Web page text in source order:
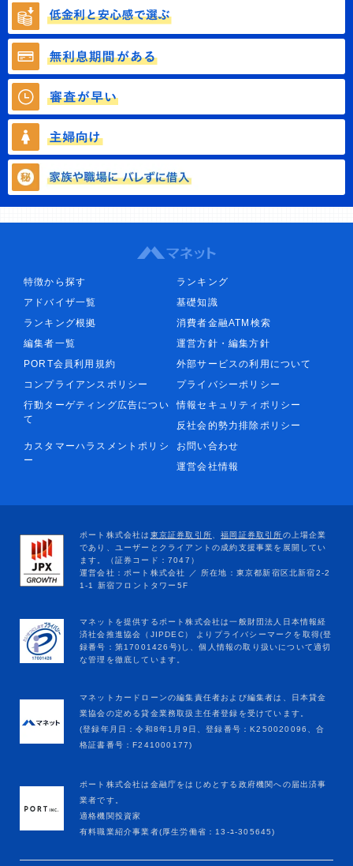
特徴から探す
ランキング
アドバイザ一覧
基礎知識
ランキング根拠
消費者金融ATM検索
編集者一覧
運営方針・編集方針
PORT会員利用規約
外部サービスの利用について
コンプライアンスポリシー
プライバシーポリシー
行動ターゲティング広告につい
て
情報セキュリティポリシー
反社会的勢力排除ポリシー
カスタマーハラスメントポリシ
ー
お問い合わせ
運営会社情報
マネットカードローンの編集責任者および編集者は、日本貸金
業協会の定める貸金業務取扱主任者登録を受けています。
(登録年月日：令和8年1月9日、登録番号：K250020096、合
格証書番号：F241000177)
ポート株式会社は金融庁をはじめとする政府機関への届出済事
業者です。
適格機関投資家
有料職業紹介事業者(厚生労働省：13-ﾕ-305645)